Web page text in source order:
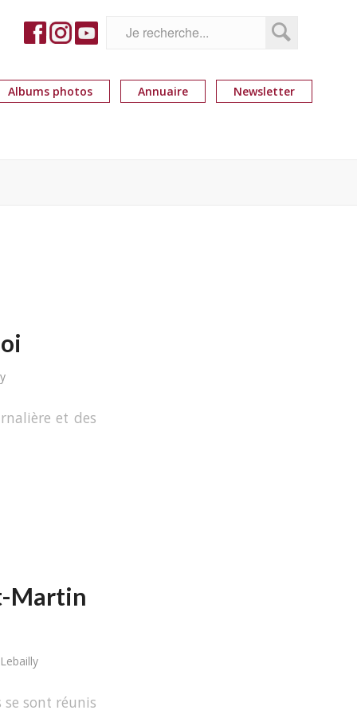
Albums photos Annuaire Newsletter
et des
Martin
sont réunis